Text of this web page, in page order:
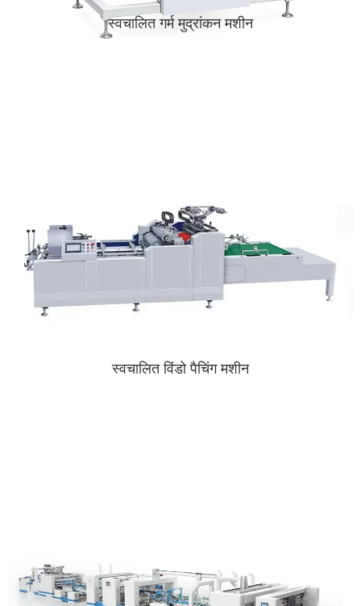
स्वचालित गर्म मुद्रांकन मशीन
स्वचालित विंडो पैचिंग मशीन